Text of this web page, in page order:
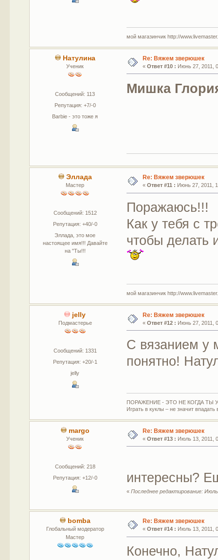
мой магазинчик http://
Натулина
Ученик
Сообщений: 113
Репутация: +7/-0
Barbie - это тоже я
Re: Вяжем зверюшек
« Ответ #10 : Июнь 27, 2011,
Мишка
Эллада
Мастер
Сообщений: 1512
Репутация: +40/-0
Эллада, это мое
настоящее имя!!! Давайте
на "Ты!!!
Re: Вяжем зверюшек
« Ответ #11 : Июнь 27, 2011,
Поражаюсь!!!
Как у тебя с
чтобы делать
мой магазинчик http://
jelly
Подмастерье
Сообщений: 1331
Репутация: +20/-1
jelly
Re: Вяжем зверюшек
« Ответ #12 : Июнь 27, 2011,
С вязанием у
понятно!
ПОРАЖЕНИЕ - ЭТО НЕ КОГДА ТЫ
Играть в куклы – не значит
margo
Ученик
Сообщений: 218
Репутация: +12/-0
Re: Вяжем зверюшек
« Ответ #13 : Июль 13, 2011,
интересны?
«Последнее редактирование:
bomba
Глобальный модератор
Мастер
Re: Вяжем зверюшек
« Ответ #14 : Июль 13, 2011,
Конечно,